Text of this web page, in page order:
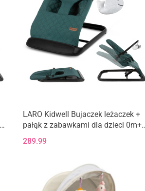
LARO Kidwell Bujaczek leżaczek +
pałąk z zabawkami dla dzieci 0m+
289.99